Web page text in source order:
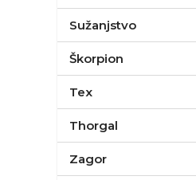
Sužanjstvo
Škorpion
Tex
Thorgal
Zagor